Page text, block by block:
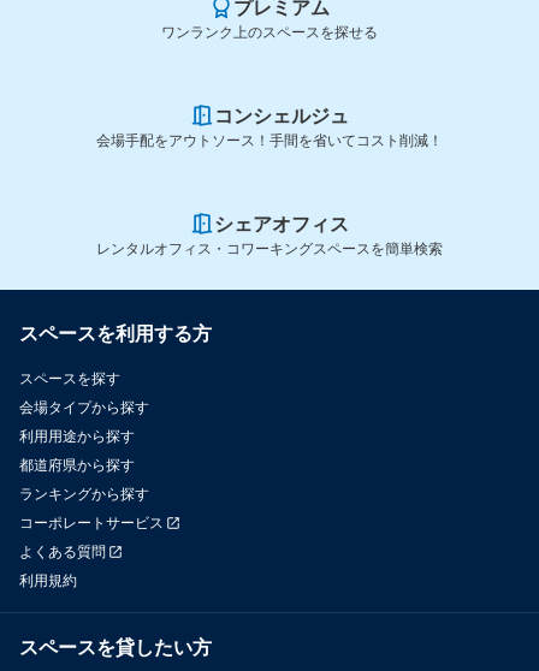
プレミアム
ワンランク上のスペースを探せる
コンシェルジュ
会場手配をアウトソース！手間を省いてコスト削減！
シェアオフィス
レンタルオフィス・コワーキングスペースを簡単検索
スペースを利用する方
スペースを探す
会場タイプから探す
利用用途から探す
都道府県から探す
ランキングから探す
コーポレートサービス
よくある質問
利用規約
スペースを貸したい方